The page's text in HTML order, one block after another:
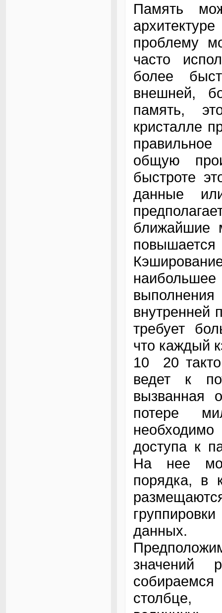
Память
проблему
часто
более
внешней,
память,
кристалле
общую
быстроте
данные
ближайшие
внутренней
требует
что каждый
10 20
ведет к
вызванная
потере
доступа к
На нее
порядка, в
данных.
значений
столбце,